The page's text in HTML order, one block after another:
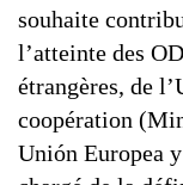
souhaite
l’atteinte des
étrangères, de
coopération
Unión Europea